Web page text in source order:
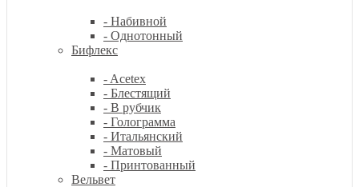
- Набивной
- Однотонный
Бифлекс
- Acetex
- Блестящий
- В рубчик
- Голограмма
- Итальянский
- Матовый
- Принтованный
Вельвет